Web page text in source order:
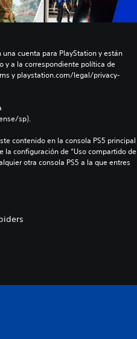
cuenta para PlayStation y están
y a la correspondiente política de
y playstation.com/legal/privacy-
sp).
contenido en la consola PS5 principal
la configuración de “Uso compartido de
otra consola PS5 a la que entres